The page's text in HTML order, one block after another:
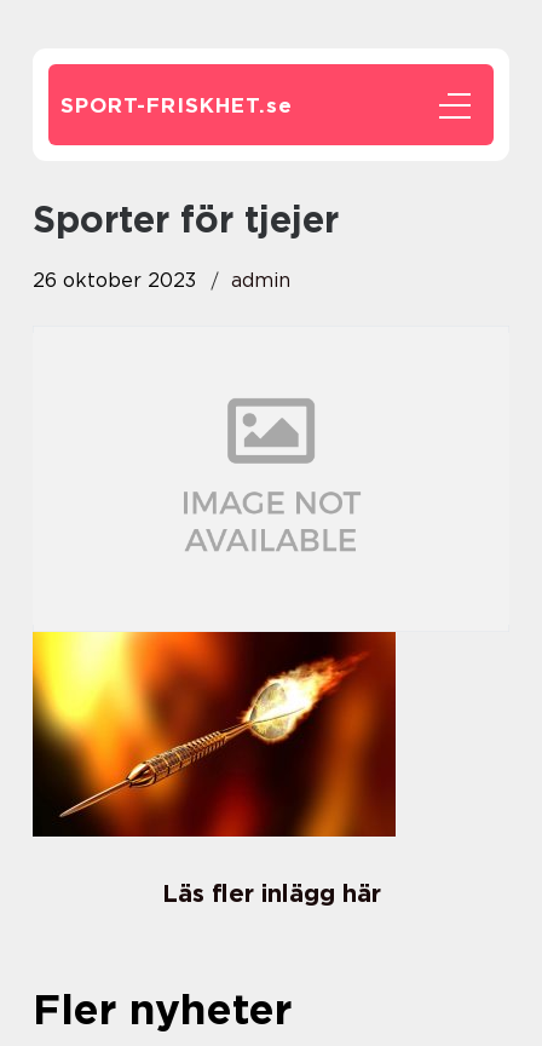
SPORT-FRISKHET.se
sporter för tjejer
26 oktober 2023 admin
Läs fler inlägg här
Fler nyheter